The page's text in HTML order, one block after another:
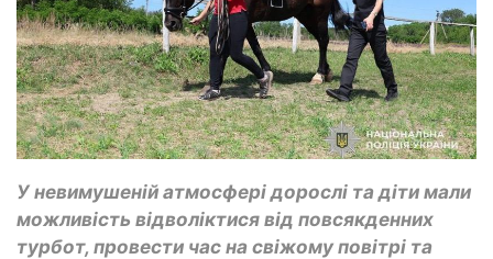
У невимушеній атмосфері дорослі та діти мали
можливість відволіктися від повсякденних
турбот, провести час на свіжому повітрі та